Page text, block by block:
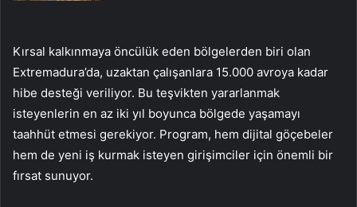
Kırsal kalkınmaya öncülük eden bölgelerden biri olan
Extremadura’da, uzaktan çalışanlara 15.000 avroya kadar
hibe desteği veriliyor. Bu teşvikten yararlanmak
isteyenlerin en az iki yıl boyunca bölgede yaşamayı
taahhüt etmesi gerekiyor. Program, hem dijital göçebeler
hem de yeni iş kurmak isteyen girişimciler için önemli bir
fırsat sunuyor.